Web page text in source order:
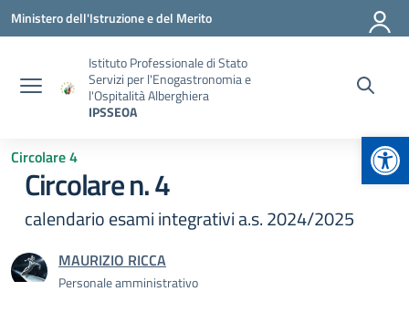
Vai ai contenuti
Vai al menu di navigazione
Vai al footer
Ministero dell'Istruzione e del Merito
Istituto Professionale di Stato
Servizi per l'Enogastronomia e
l'Ospitalità Alberghiera
IPSSEOA
Circolare 4
Circolare n. 4
calendario esami integrativi a.s. 2024/2025
MAURIZIO RICCA
Personale amministrativo